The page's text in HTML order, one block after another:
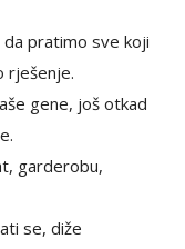
pratimo sve koji
rješenje.
gene, još otkad
garderobu,
se, diže